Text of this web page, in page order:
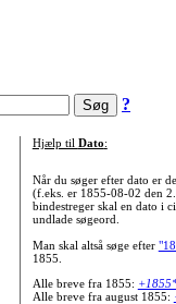
?
Hjælp til Dato:
Når du søger efter dato er
(f.eks. er 1855-08-02 den
bindestreger skal en dato i
undlade søgeord.
Man skal altså søge efter
1855.
Alle breve fra 1855:
Alle breve fra august 1855: